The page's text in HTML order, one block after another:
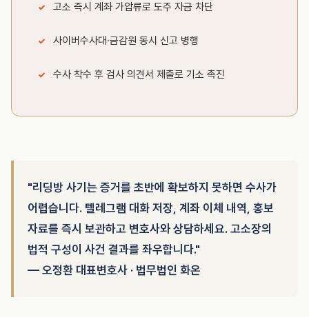
고소 즉시 계좌 가압류로 도주 자금 차단
사이버수사대·금감원 동시 신고 병행
수사 착수 후 검사 의견서 제출로 기소 촉진
"리딩방 사기는 증거를 초반에 확보하지 못하면 수사가
어렵습니다. 텔레그램 대화 저장, 계좌 이체 내역, 홍보
자료를 즉시 보관하고 변호사와 상담하세요. 고소장의
법적 구성이 사건 결과를 좌우합니다."
— 오정환 대표변호사 · 법무법인 화온